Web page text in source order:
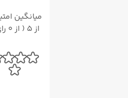
از 5 ( از 0 رای )